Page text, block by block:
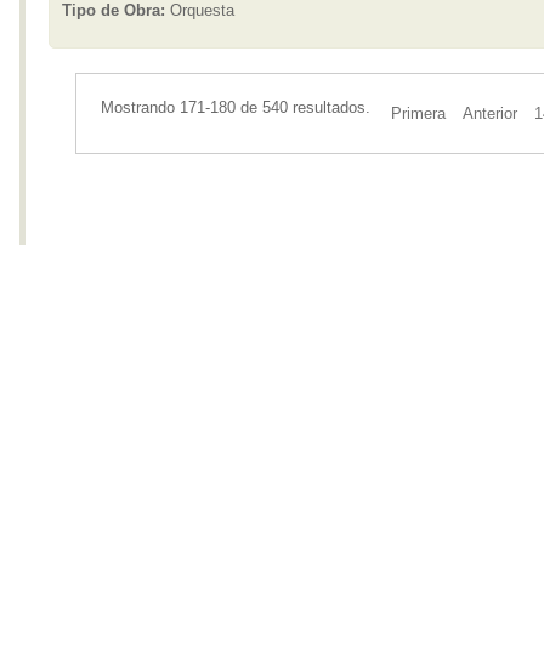
Tipo de Obra: Orquesta
Mostrando 171-180 de 540 resultados. Primera Anterior